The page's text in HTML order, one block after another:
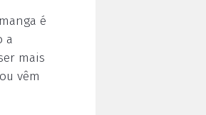
é
a
mais
vêm